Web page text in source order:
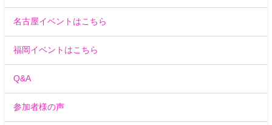
名古屋イベントはこちら
福岡イベントはこちら
Q&A
参加者様の声